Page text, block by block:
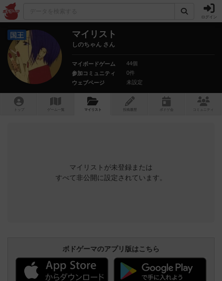
ログイン
国王 マイリスト
しのちゃん さん
マイボードゲーム
44個
参加コミュニティ
0件
ウェブページ
未設定
トップ ゲーム一覧 マイリスト 投稿履歴 ボ ドゲ コミュニティ
マイリストが未登録または
すべて非公開に設定されています。
ボドゲーマのアプリ版はこちら